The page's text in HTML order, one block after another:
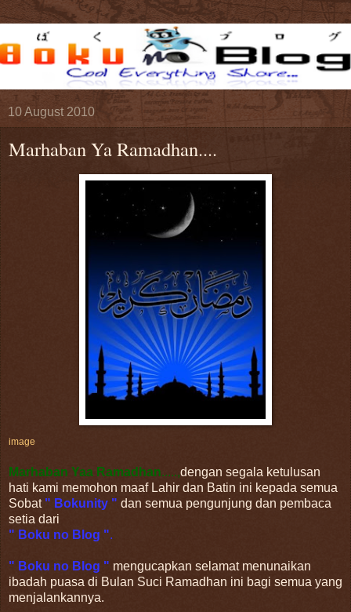
10 August 2010
Marhaban Ya Ramadhan....
image
Marhaban Yaa Ramadhan.....,dengan segala ketulusan
hati kami memohon maaf Lahir dan Batin ini kepada semua
Sobat " Bokunity " dan semua pengunjung dan pembaca
setia dari
" Boku no Blog ".
" Boku no Blog " mengucapkan selamat menunaikan
ibadah puasa di Bulan Suci Ramadhan ini bagi semua yang
menjalankannya.